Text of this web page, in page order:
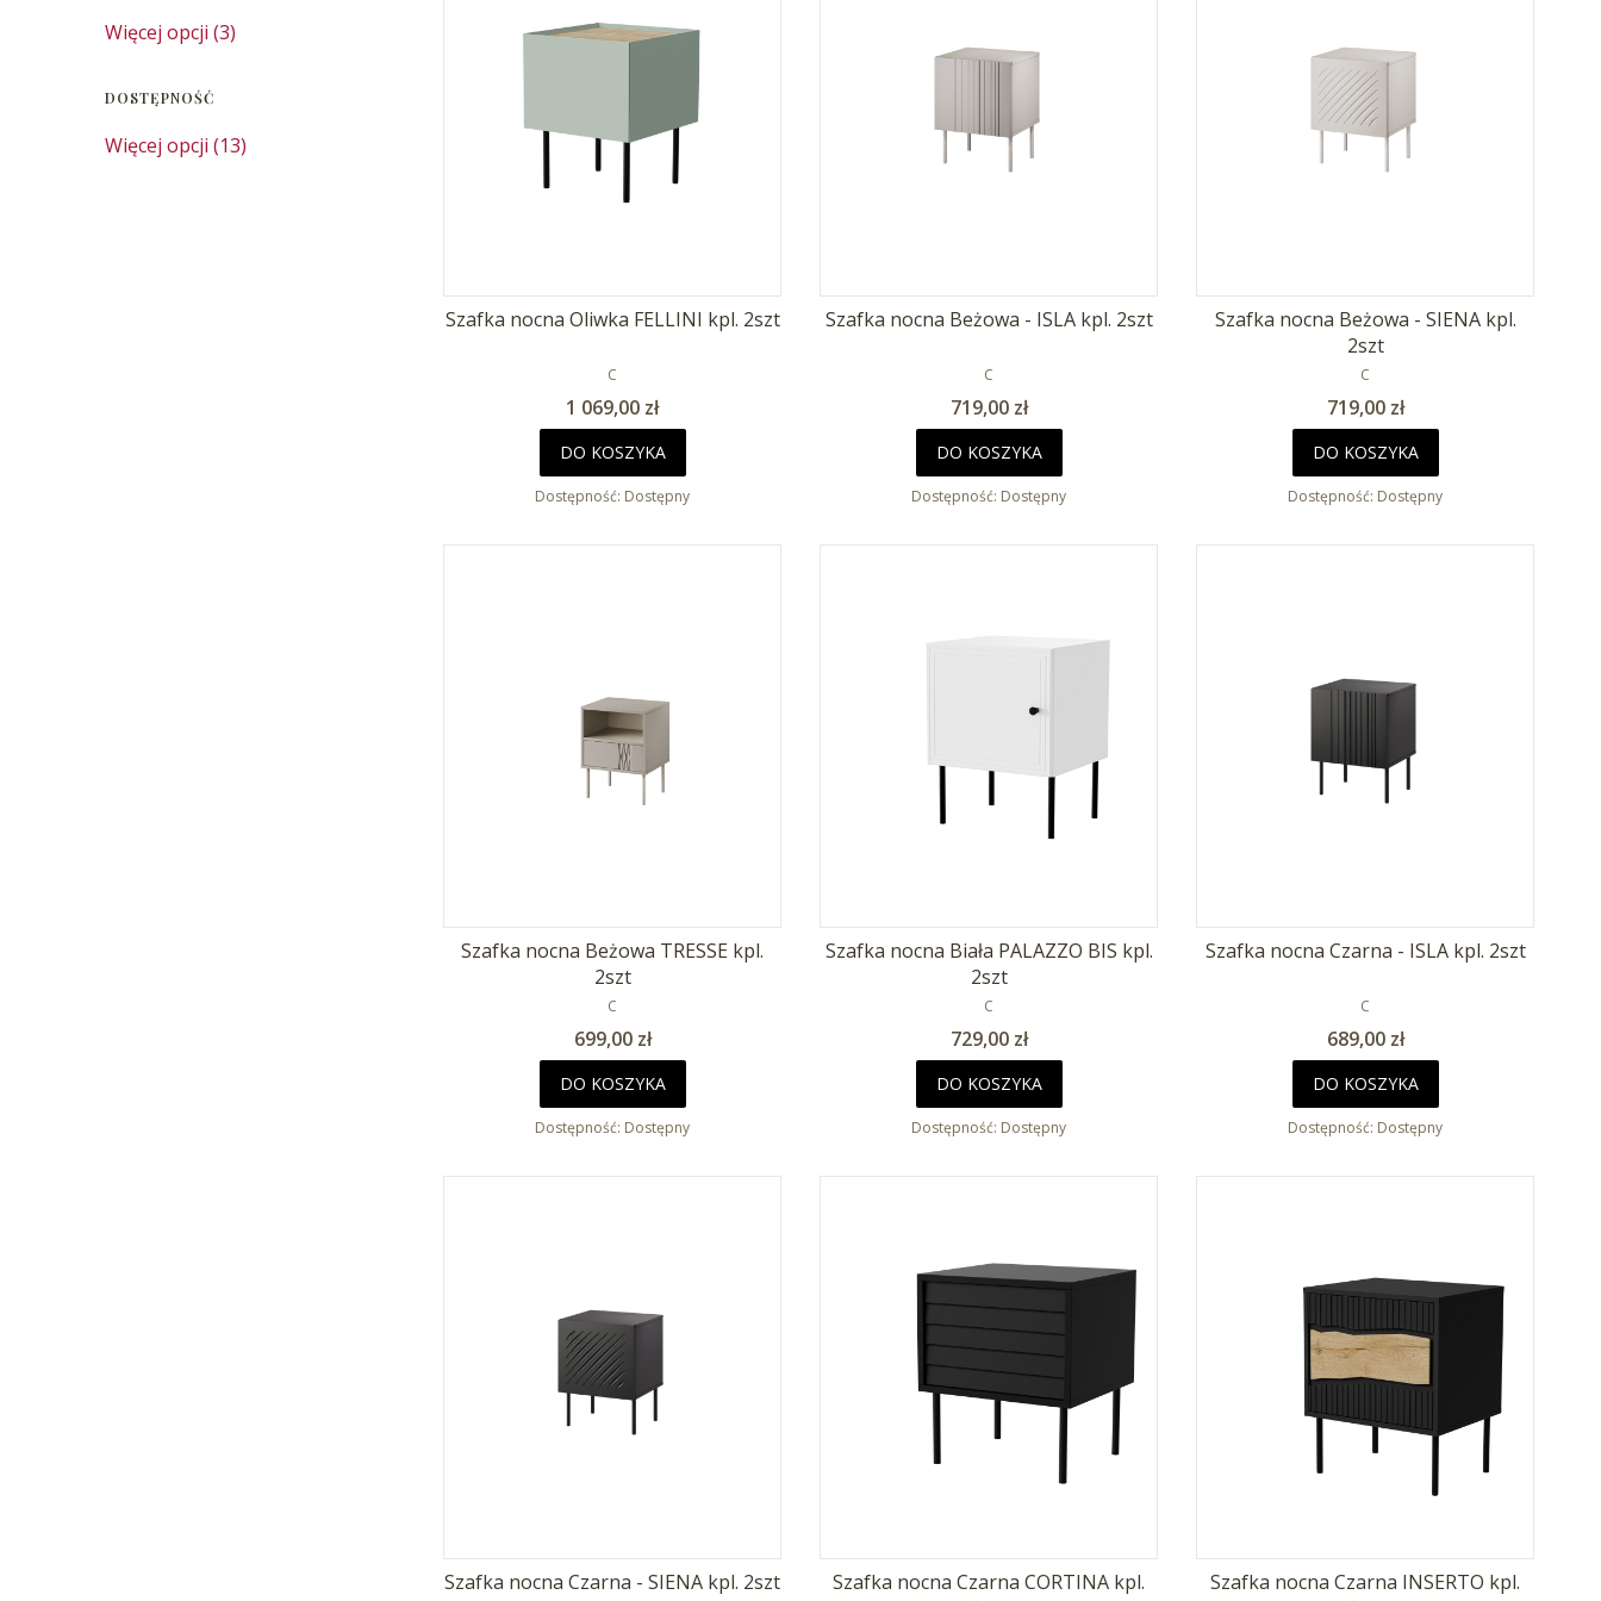
Marka
Więcej opcji (3)
DOSTĘPNOŚĆ
Dostępność
Więcej opcji (13)
Szafka nocna Oliwka FELLINI kpl. 2szt
PRODUCENT
C
Cena
1 069,00 zł
DO KOSZYKA
Dostępność: Dostępny
Szafka nocna Beżowa - ISLA kpl. 2szt
PRODUCENT
C
Cena
719,00 zł
DO KOSZYKA
Dostępność: Dostępny
Szafka nocna Beżowa - SIENA kpl.
2szt
PRODUCENT
C
Cena
719,00 zł
DO KOSZYKA
Dostępność: Dostępny
Szafka nocna Beżowa TRESSE kpl.
2szt
PRODUCENT
C
Cena
699,00 zł
DO KOSZYKA
Dostępność: Dostępny
Szafka nocna Biała PALAZZO BIS kpl.
2szt
PRODUCENT
C
Cena
729,00 zł
DO KOSZYKA
Dostępność: Dostępny
Szafka nocna Czarna - ISLA kpl. 2szt
PRODUCENT
C
Cena
689,00 zł
DO KOSZYKA
Dostępność: Dostępny
Szafka nocna Czarna - SIENA kpl. 2szt
Szafka nocna Czarna CORTINA kpl.
Szafka nocna Czarna INSERTO kpl.